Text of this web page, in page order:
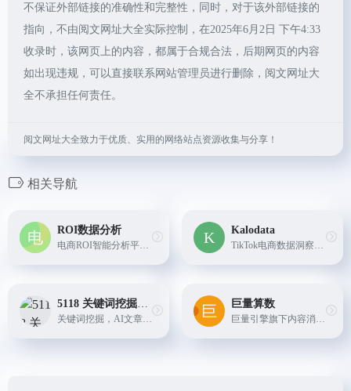
不保证外部链接的准确性和完整性，同时，对于该外部链接的
指向，不由阅文网址大全实际控制，在2025年6月2日 下午4:33
收录时，该网页上的内容，都属于合规合法，后期网页的内容
如出现违规，可以直接联系网站管理员进行删除，阅文网址大
全不承担任何责任。
阅文网址大全致力于优质、实用的网络站点资源收集与分享！
相关导航
ROI数据分析
电商ROI智能分析平台 - 精准计算，科学决策
Kalodata
TikTok电商数据洞察平台
5118 关键词挖掘工具
关键词挖掘，AI文章改写，直播脚本创作等...
巨量算数
巨量引擎旗下内容消费趋势洞察品牌。基于今日头条、抖音、西瓜视频等生态的内容和数据，巨量算数将数据进行整合，并抽象成具体的算数指数、算数榜单、创作指南、行业指南等数据分...